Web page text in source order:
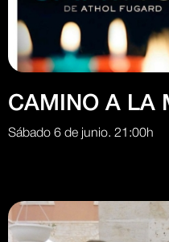
CAMINO A LA
Sábado 6 de junio. 21:00h